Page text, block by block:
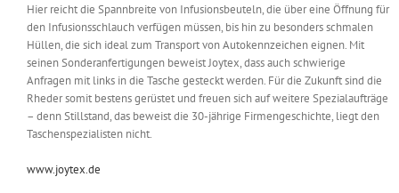
Hier reicht die Spannbreite von Infusionsbeuteln, die über eine Öffnung für
den Infusionsschlauch verfügen müssen, bis hin zu besonders schmalen
Hüllen, die sich ideal zum Transport von Autokennzeichen eignen. Mit
seinen Sonderanfertigungen beweist Joytex, dass auch schwierige
Anfragen mit links in die Tasche gesteckt werden. Für die Zukunft sind die
Rheder somit bestens gerüstet und freuen sich auf weitere Spezialaufträge
– denn Stillstand, das beweist die 30-jährige Firmengeschichte, liegt den
Taschenspezialisten nicht.
www.joytex.de